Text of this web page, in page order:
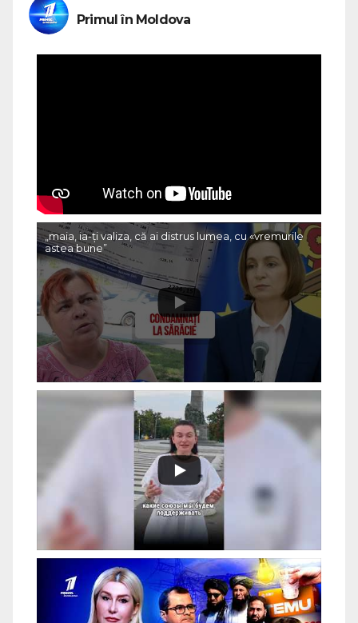
Primul în Moldova
„maia, ia-ți valiza, că ai distrus lumea, cu «vremurile
astea bune”